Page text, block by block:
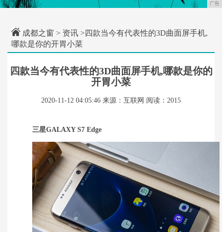
广告
成都之窗 > 资讯 >四款当今有代表性的3D曲面屏手机,
哪款是你的开胃小菜
四款当今有代表性的3D曲面屏手机,哪款是你的
开胃小菜
2020-11-12 04:05:46 来源：互联网 阅读：2015
三星GALAXY S7 Edge